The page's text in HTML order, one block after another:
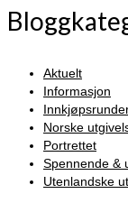
Aktuelt
Informasjon
Norske
Portrettet
Spennende &
Utenlandske